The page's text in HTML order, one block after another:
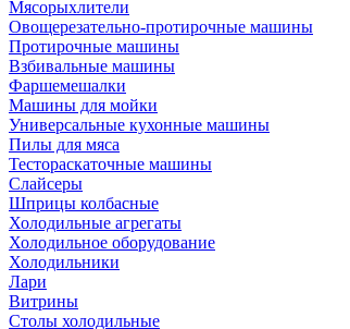
Мясорыхлители
Овощерезательно-протирочные машины
Протирочные машины
Взбивальные машины
Фаршемешалки
Машины для мойки
Универсальные кухонные машины
Пилы для мяса
Тестораскаточные машины
Слайсеры
Шприцы колбасные
Холодильные агрегаты
Холодильное оборудование
Холодильники
Лари
Витрины
Столы холодильные